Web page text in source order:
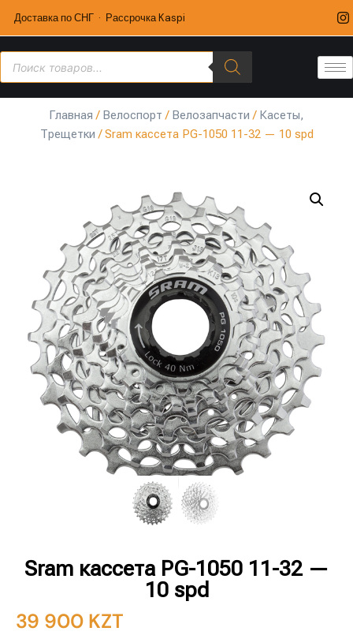
Доставка по СНГ · Рассрочка Kaspi
Главная / Велоспорт / Велозапчасти / Касеты,
Трещетки / Sram кассета PG-1050 11-32 — 10 spd
Sram кассета PG-1050 11-32 —
10 spd
39 900 KZT